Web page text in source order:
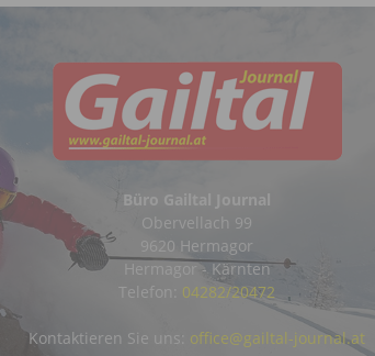
Büro Gailtal Journal
Obervellach 99
9620 Hermagor
Hermagor - Kärnten
Telefon: 04282/20472
Kontaktieren Sie uns: office@gailtal-journal.at